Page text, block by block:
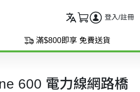
登入/註冊
滿$800即享 免費送貨
600 電力線網路橋